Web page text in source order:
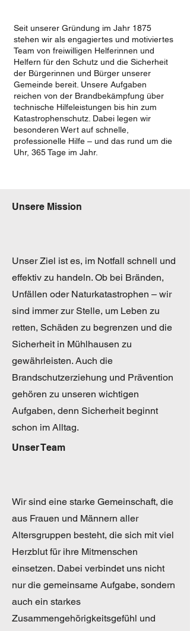
Seit unserer Gründung im Jahr 1875
stehen wir als engagiertes und motiviertes
Team von freiwilligen Helferinnen und
Helfern für den Schutz und die Sicherheit
der Bürgerinnen und Bürger unserer
Gemeinde bereit. Unsere Aufgaben
reichen von der Brandbekämpfung über
technische Hilfeleistungen bis hin zum
Katastrophenschutz. Dabei legen wir
besonderen Wert auf schnelle,
professionelle Hilfe – und das rund um die
Uhr, 365 Tage im Jahr.
Unsere Mission
Unser Ziel ist es, im Notfall schnell und
effektiv zu handeln. Ob bei Bränden,
Unfällen oder Naturkatastrophen – wir
sind immer zur Stelle, um Leben zu
retten, Schäden zu begrenzen und die
Sicherheit in Mühlhausen zu
gewährleisten. Auch die
Brandschutzerziehung und Prävention
gehören zu unseren wichtigen
Aufgaben, denn Sicherheit beginnt
schon im Alltag.
Unser Team
Wir sind eine starke Gemeinschaft, die
aus Frauen und Männern aller
Altersgruppen besteht, die sich mit viel
Herzblut für ihre Mitmenschen
einsetzen. Dabei verbindet uns nicht
nur die gemeinsame Aufgabe, sondern
auch ein starkes
Zusammengehörigkeitsgefühl und